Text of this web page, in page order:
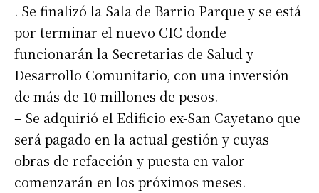
. Se finalizó la Sala de Barrio Parque y se está
por terminar el nuevo CIC donde
funcionarán la Secretarias de Salud y
Desarrollo Comunitario, con una inversión
de más de 10 millones de pesos.
– Se adquirió el Edificio ex-San Cayetano que
será pagado en la actual gestión y cuyas
obras de refacción y puesta en valor
comenzarán en los próximos meses.